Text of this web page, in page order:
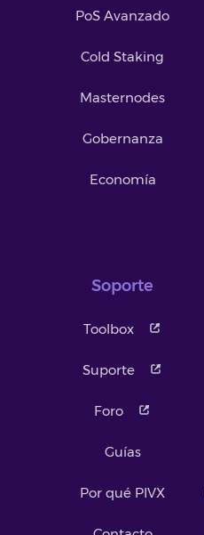
PoS Avanzado
Cold Staking
Masternodes
Gobernanza
Economía
Soporte
Toolbox
Suporte
Foro
Guías
Por qué PIVX